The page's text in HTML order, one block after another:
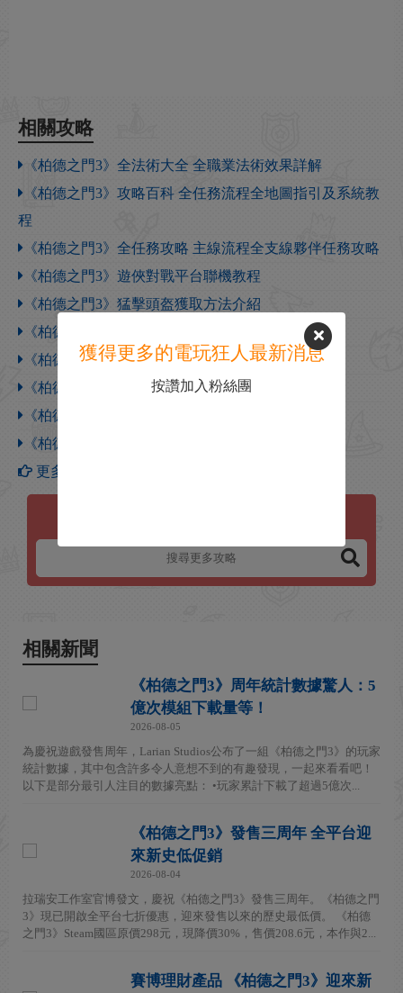
相關攻略
《柏德之門3》全法術大全 全職業法術效果詳解
《柏德之門3》攻略百科 全任務流程全地圖指引及系統教
程
《柏德之門3》全任務攻略 主線流程全支線夥伴任務攻略
《柏德之門3》遊俠對戰平台聯機教程
《柏德之門3》猛擊頭盔獲取方法介紹
《柏德之門3》跨步之靴獲取方法介紹
《柏德之門3》救助手套獲取方法介紹
《柏德之門3》復仇侍衛頭骨盔獲取方法介紹
《柏德之門3》感知護符獲取方法介紹
《柏德之門3》夏之長袍獲取方法介紹
更多【柏德之門3】攻略
相關新聞
《柏德之門3》周年統計數據驚人：5
億次模組下載量等！
2026-08-05
為慶祝遊戲發售周年，Larian Studios公布了一組《柏德之門3》的玩家
統計數據，其中包含許多令人意想不到的有趣發現，一起來看看吧！
以下是部分最引人注目的數據亮點： •玩家累計下載了超過5億次...
《柏德之門3》發售三周年 全平台迎
來新史低促銷
2026-08-04
拉瑞安工作室官博發文，慶祝《柏德之門3》發售三周年。《柏德之門
3》現已開啟全平台七折優惠，迎來發售以來的歷史最低價。 《柏德
之門3》Steam國區原價298元，現降價30%，售價208.6元，本作與2...
賽博理財產品 《柏德之門3》迎來新
獲得更多的電玩狂人最新消息
按讚加入粉絲團